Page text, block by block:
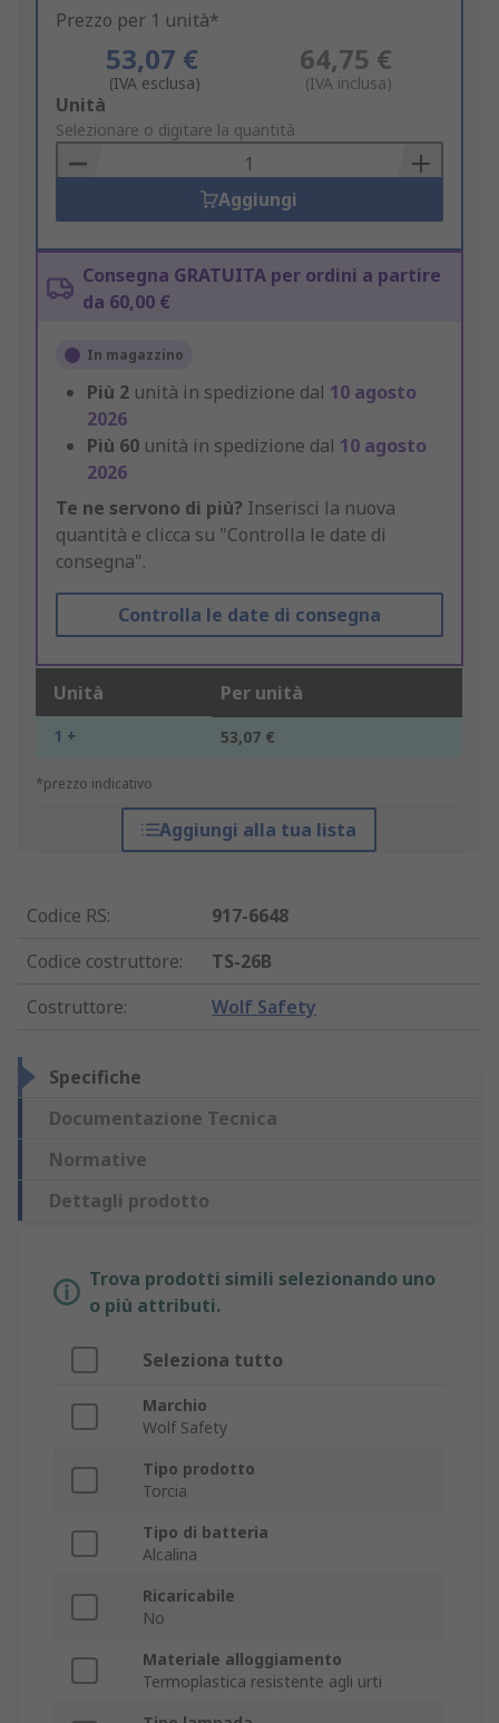
Prezzo per 1 unità*
53,07 €
(IVA esclusa)
64,75 €
(IVA inclusa)
Add
to
Basket
Unità
Selezionare o digitare la quantità
Aggiungi
Consegna GRATUITA per ordini a partire
da 60,00 €
In magazzino
Più 2 unità in spedizione dal 10 agosto
2026
Più 60 unità in spedizione dal 10 agosto
2026
Te ne servono di più? Inserisci la nuova
quantità e clicca su "Controlla le date di
consegna".
Controlla le date di consegna
Unità Per unità
1 + 53,07 €
*prezzo indicativo
Aggiungi alla tua lista
Codice RS:
917-6648
Codice costruttore:
TS-26B
Costruttore: Wolf Safety
Specifiche
Documentazione Tecnica
Normative
Dettagli prodotto
Trova prodotti simili selezionando uno
o più attributi.
Seleziona tutto
Marchio
Wolf Safety
Tipo prodotto
Torcia
Tipo di batteria
Alcalina
Ricaricabile
No
Materiale alloggiamento
Termoplastica resistente agli urti